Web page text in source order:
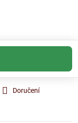
Doručení